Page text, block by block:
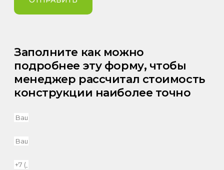
Заполните как можно
подробнее эту форму, чтобы
менеджер рассчитал стоимость
конструкции наиболее точно